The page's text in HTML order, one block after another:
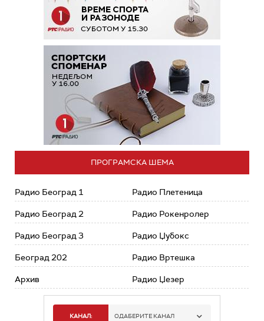
ПРОГРАМСКА ШЕМА
Радио Београд 1
Радио Београд 2
Радио Београд 3
Београд 202
Архив
Радио Плетеница
Радио Рокенролер
Радио Џубокс
Радио Вртешка
Радио Џезер
КАНАЛ: ОДАБЕРИТЕ КАНАЛ